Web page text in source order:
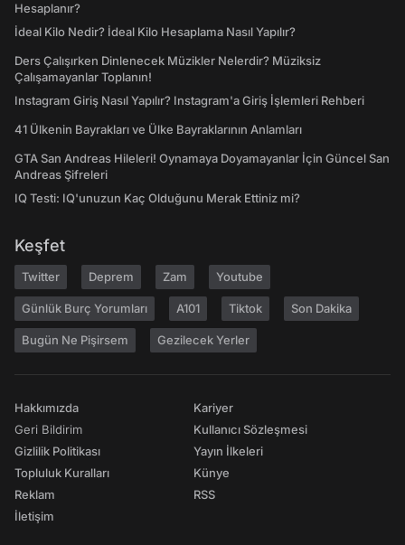
Hesaplanır?
İdeal Kilo Nedir? İdeal Kilo Hesaplama Nasıl Yapılır?
Ders Çalışırken Dinlenecek Müzikler Nelerdir? Müziksiz
Çalışamayanlar Toplanın!
Instagram Giriş Nasıl Yapılır? Instagram'a Giriş İşlemleri Rehberi
41 Ülkenin Bayrakları ve Ülke Bayraklarının Anlamları
GTA San Andreas Hileleri! Oynamaya Doyamayanlar İçin Güncel San
Andreas Şifreleri
IQ Testi: IQ'unuzun Kaç Olduğunu Merak Ettiniz mi?
Keşfet
Twitter Deprem Zam Youtube
Günlük Burç Yorumları A101 Tiktok Son Dakika
Bugün Ne Pişirsem Gezilecek Yerler
Hakkımızda
Geri Bildirim
Gizlilik Politikası
Topluluk Kuralları
Reklam
İletişim
Kariyer
Kullanıcı Sözleşmesi
Yayın İlkeleri
Künye
RSS